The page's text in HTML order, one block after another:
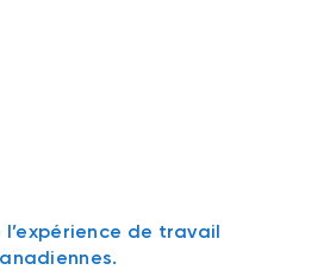
de travail